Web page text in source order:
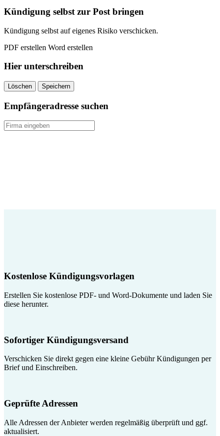
quantity
Kündigung selbst zur Post bringen
Kündigung selbst auf eigenes Risiko verschicken.
PDF erstellen Word erstellen
Hier unterschreiben
Löschen Speichern
Empfängeradresse suchen
Kostenlose Kündigungsvorlagen
Erstellen Sie kostenlose PDF- und Word-Dokumente und laden Sie
diese herunter.
Sofortiger Kündigungsversand
Verschicken Sie direkt gegen eine kleine Gebühr Kündigungen per
Brief und Einschreiben.
Geprüfte Adressen
Alle Adressen der Anbieter werden regelmäßig überprüft und ggf.
aktualisiert.